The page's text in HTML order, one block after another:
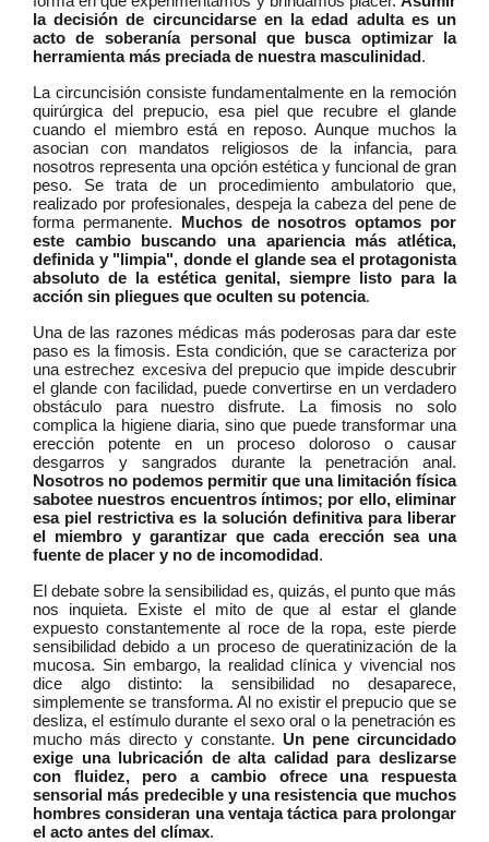
la decisión de circuncidarse en la edad adulta es un
acto de soberanía personal que busca optimizar la
herramienta más preciada de nuestra masculinidad.
La circuncisión consiste fundamentalmente en la remoción
quirúrgica del prepucio, esa piel que recubre el glande
cuando el miembro está en reposo. Aunque muchos la
asocian con mandatos religiosos de la infancia, para
nosotros representa una opción estética y funcional de gran
peso. Se trata de un procedimiento ambulatorio que,
realizado por profesionales, despeja la cabeza del pene de
forma permanente. Muchos de nosotros optamos por
este cambio buscando una apariencia más atlética,
definida y "limpia", donde el glande sea el protagonista
absoluto de la estética genital, siempre listo para la
acción sin pliegues que oculten su potencia.
Una de las razones médicas más poderosas para dar este
paso es la fimosis. Esta condición, que se caracteriza por
una estrechez excesiva del prepucio que impide descubrir
el glande con facilidad, puede convertirse en un verdadero
obstáculo para nuestro disfrute. La fimosis no solo
complica la higiene diaria, sino que puede transformar una
erección potente en un proceso doloroso o causar
desgarros y sangrados durante la penetración anal.
Nosotros no podemos permitir que una limitación física
sabotee nuestros encuentros íntimos; por ello, eliminar
esa piel restrictiva es la solución definitiva para liberar
el miembro y garantizar que cada erección sea una
fuente de placer y no de incomodidad.
El debate sobre la sensibilidad es, quizás, el punto que más
nos inquieta. Existe el mito de que al estar el glande
expuesto constantemente al roce de la ropa, este pierde
sensibilidad debido a un proceso de queratinización de la
mucosa. Sin embargo, la realidad clínica y vivencial nos
dice algo distinto: la sensibilidad no desaparece,
simplemente se transforma. Al no existir el prepucio que se
desliza, el estímulo durante el sexo oral o la penetración es
mucho más directo y constante. Un pene circuncidado
exige una lubricación de alta calidad para deslizarse
con fluidez, pero a cambio ofrece una respuesta
sensorial más predecible y una resistencia que muchos
hombres consideran una ventaja táctica para prolongar
el acto antes del clímax.